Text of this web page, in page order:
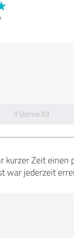
3 Sterne (0)
Zeit
war jederzeit